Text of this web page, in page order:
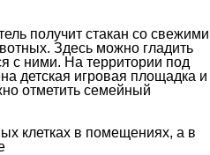
получит стакан со свежими
Здесь можно гладить
с ними. На территории под
детская игровая площадка и
отметить семейный
клетках в помещениях, а в